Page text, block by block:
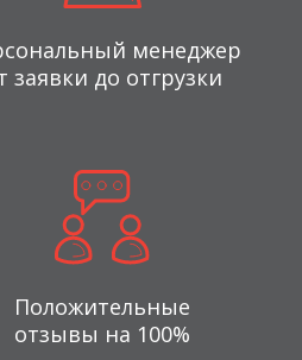
менеджер
заявки до отгрузки
Положительные
отзывы на 100%